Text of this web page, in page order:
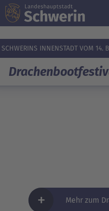
INNENSTADT VOM 14.
+ Mehr zum